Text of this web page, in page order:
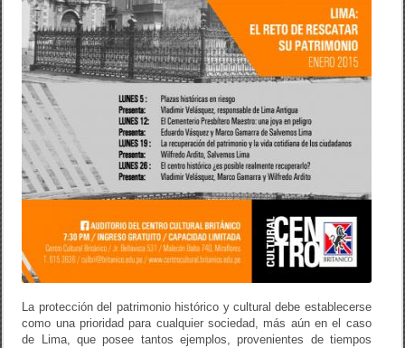
La protección del patrimonio histórico y cultural debe establecerse
como una prioridad para cualquier sociedad, más aún en el caso
de Lima, que posee tantos ejemplos, provenientes de tiempos